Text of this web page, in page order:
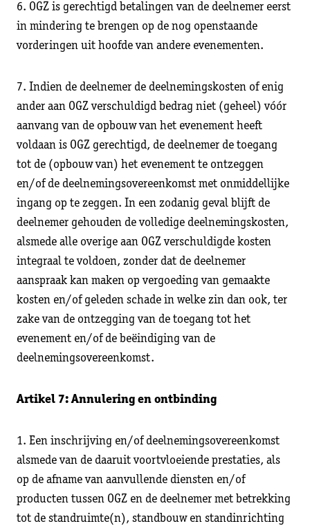
6. OGZ is gerechtigd betalingen van de deelnemer eerst
in mindering te brengen op de nog openstaande
vorderingen uit hoofde van andere evenementen.
7. Indien de deelnemer de deelnemingskosten of enig
ander aan OGZ verschuldigd bedrag niet (geheel) vóór
aanvang van de opbouw van het evenement heeft
voldaan is OGZ gerechtigd, de deelnemer de toegang
tot de (opbouw van) het evenement te ontzeggen
en/of de deelnemingsovereenkomst met onmiddellijke
ingang op te zeggen. In een zodanig geval blijft de
deelnemer gehouden de volledige deelnemingskosten,
alsmede alle overige aan OGZ verschuldigde kosten
integraal te voldoen, zonder dat de deelnemer
aanspraak kan maken op vergoeding van gemaakte
kosten en/of geleden schade in welke zin dan ook, ter
zake van de ontzegging van de toegang tot het
evenement en/of de beëindiging van de
deelnemingsovereenkomst.
Artikel 7: Annulering en ontbinding
1. Een inschrijving en/of deelnemingsovereenkomst
alsmede van de daaruit voortvloeiende prestaties, als
op de afname van aanvullende diensten en/of
producten tussen OGZ en de deelnemer met betrekking
tot de standruimte(n), standbouw en standinrichting